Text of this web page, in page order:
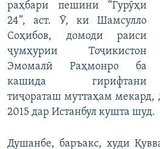
раҳбари пешини “Гурӯҳи
24”, аст. Ӯ, ки Шамсулло
Соҳибов, домоди раиси
ҷумҳурии Тоҷикистон
Эмомалӣ Раҳмонро ба
кашида гирифтани
тиҷораташ муттаҳам мекард,
2015 дар Истанбул кушта шуд.
Душанбе, баръакс, худи